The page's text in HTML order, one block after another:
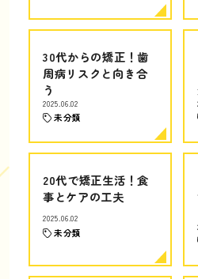
30代からの矯正！歯
周病リスクと向き合
う
2025.06.02
未分類
20代で矯正生活！食
事とケアの工夫
2025.06.02
未分類